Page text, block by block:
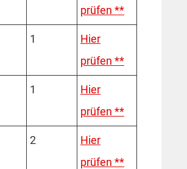
prüfen **
1
Hier
prüfen **
1
Hier
prüfen **
2
Hier
prüfen **